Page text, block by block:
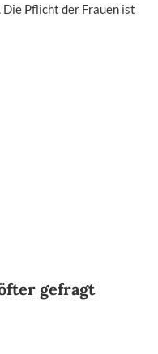
Pflicht der Frauen ist
gefragt